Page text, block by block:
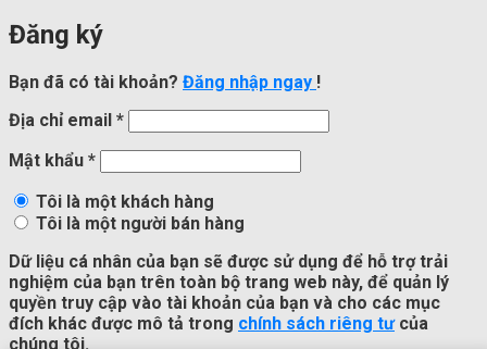
Đăng ký
Bạn đã có tài khoản? Đăng nhập ngay !
Địa chỉ email *
Mật khẩu *
Tôi là một khách hàng
Tôi là một người bán hàng
Dữ liệu cá nhân của bạn sẽ được sử dụng để hỗ trợ trải
nghiệm của bạn trên toàn bộ trang web này, để quản lý
quyền truy cập vào tài khoản của bạn và cho các mục
đích khác được mô tả trong chính sách riêng tưcủa
chúng tôi.